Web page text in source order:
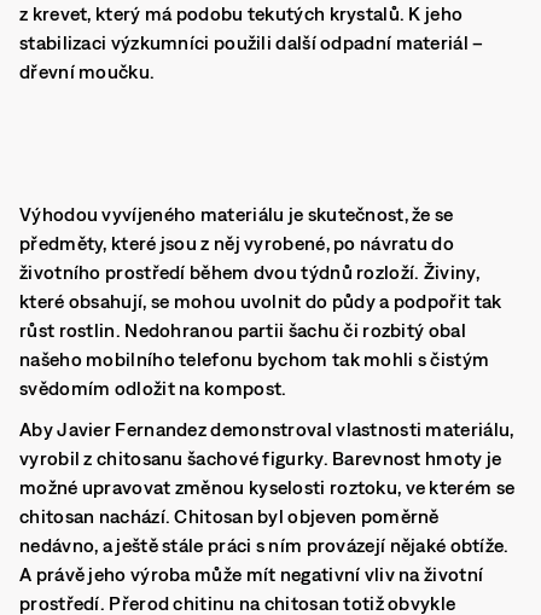
z krevet, který má podobu tekutých krystalů. K jeho
stabilizaci výzkumníci použili další odpadní materiál –
dřevní moučku.
Výhodou vyvíjeného materiálu je skutečnost, že se
předměty, které jsou z něj vyrobené, po návratu do
životního prostředí během dvou týdnů rozloží. Živiny,
které obsahují, se mohou uvolnit do půdy a podpořit tak
růst rostlin. Nedohranou partii šachu či rozbitý obal
našeho mobilního telefonu bychom tak mohli s čistým
svědomím odložit na kompost.
Aby Javier Fernandez demonstroval vlastnosti materiálu,
vyrobil z chitosanu šachové figurky. Barevnost hmoty je
možné upravovat změnou kyselosti roztoku, ve kterém se
chitosan nachází. Chitosan byl objeven poměrně
nedávno, a ještě stále práci s ním provázejí nějaké obtíže.
A právě jeho výroba může mít negativní vliv na životní
prostředí. Přerod chitinu na chitosan totiž obvykle